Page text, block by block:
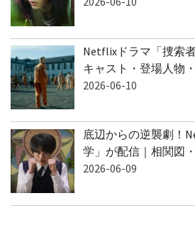
Netflixドラマ「捜索
キャスト・登場人物
2026-06-10
底辺からの逆襲劇！
学」が配信｜相関図
2026-06-09